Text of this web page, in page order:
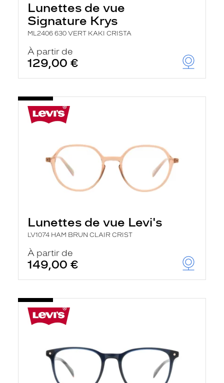
Lunettes de vue
Signature Krys
ML2406 630 VERT KAKI CRISTA
À partir de
129,00 €
Lunettes de vue Levi's
LV1074 HAM BRUN CLAIR CRIST
À partir de
149,00 €